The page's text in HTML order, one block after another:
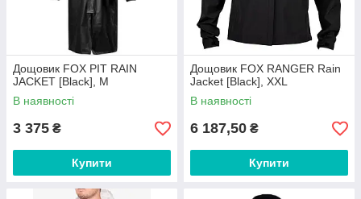
Дощовик FOX PIT RAIN
JACKET [Black], M
В наявності
3 375 ₴
Купити
Дощовик FOX RANGER Rain
Jacket [Black], XXL
В наявності
6 187,50 ₴
Купити